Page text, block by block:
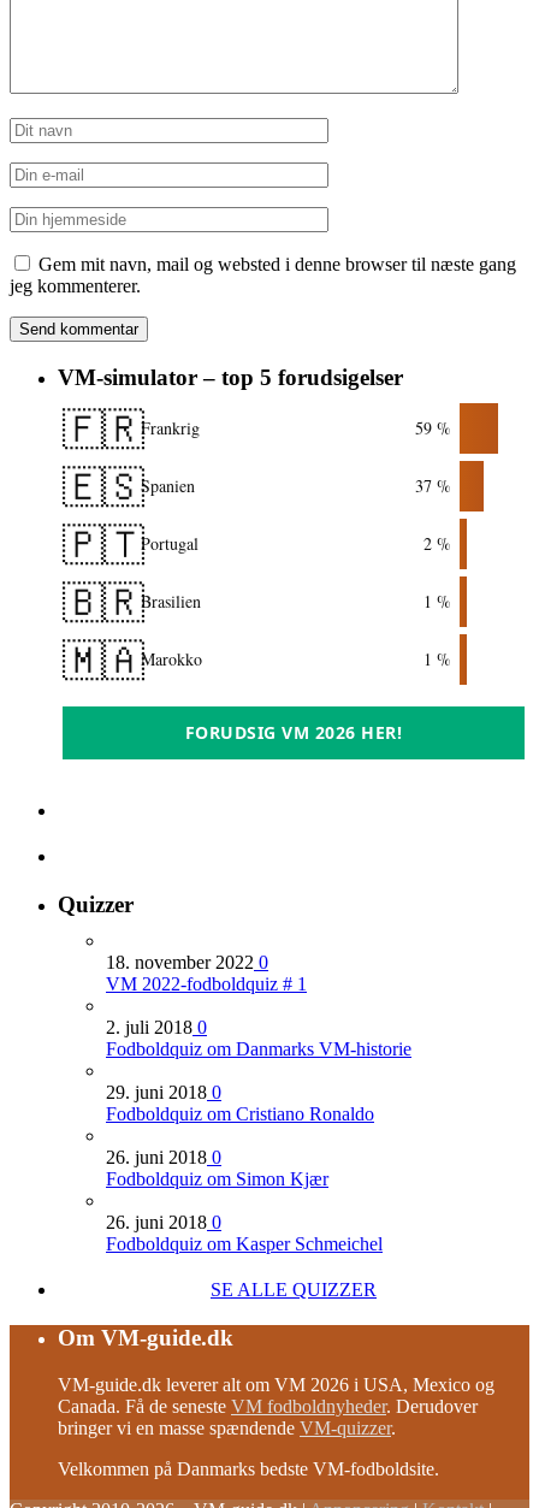
Gem mit navn, mail og websted i denne browser til næste gang
jeg kommenterer.
VM-simulator – top 5 forudsigelser
🇫🇷Frankrig 59 %
🇪🇸Spanien 37 %
🇵🇹Portugal 2 %
🇧🇷Brasilien 1 %
🇲🇦Marokko 1 %
FORUDSIG VM 2026 HER!
Quizzer
18. november 2022 0
VM 2022-fodboldquiz # 1
2. juli 2018 0
Fodboldquiz om Danmarks VM-historie
29. juni 2018 0
Fodboldquiz om Cristiano Ronaldo
26. juni 2018 0
Fodboldquiz om Simon Kjær
26. juni 2018 0
Fodboldquiz om Kasper Schmeichel
SE ALLE QUIZZER
Om VM-guide.dk
VM-guide.dk leverer alt om VM 2026 i USA, Mexico og
Canada. Få de seneste VM fodboldnyheder. Derudover
bringer vi en masse spændende VM-quizzer.
Velkommen på Danmarks bedste VM-fodboldsite.